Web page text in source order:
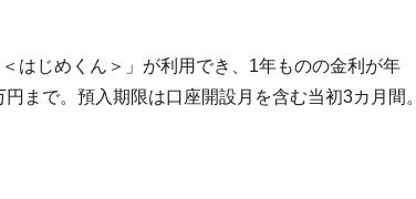
はじめくん＞」が利用でき、1年ものの金利が年
まで。預入期限は口座開設月を含む当初3カ月間。